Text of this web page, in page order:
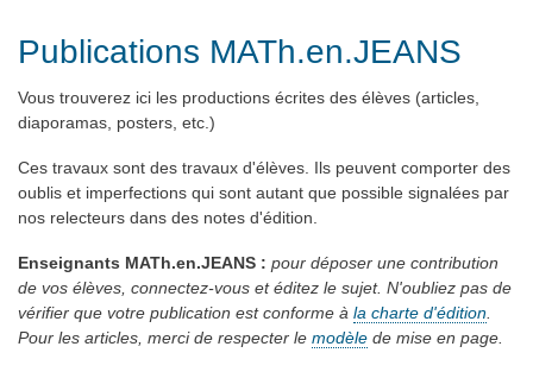
Publications MATh.en.JEANS
Vous trouverez ici les productions écrites des élèves (articles,
diaporamas, posters, etc.)
Ces travaux sont des travaux d'élèves. Ils peuvent comporter des
oublis et imperfections qui sont autant que possible signalées par
nos relecteurs dans des notes d'édition.
Enseignants MATh.en.JEANS : pour déposer une contribution
de vos élèves, connectez-vous et éditez le sujet. N'oubliez pas de
vérifier que votre publication est conforme à la charte d'édition
Pour les articles, merci de respecter le modèle de mise en page.